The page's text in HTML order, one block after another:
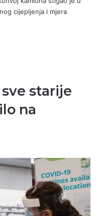
cijepljenja i mjera
starije
na